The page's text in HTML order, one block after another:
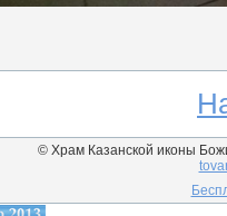
© Храм Казанской иконы